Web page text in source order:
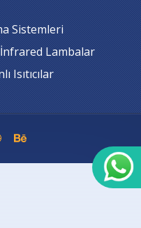
Sistemleri
Lambalar
Isıtıcılar